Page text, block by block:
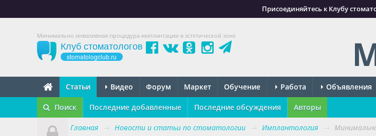
Присоединяйтесь к Клубу
Минимально инвазивная процедура имплантации в эстетической зоне
Клуб стоматологов
stomatologclub.ru
Статьи Видео Форум Маркет Обучение Работа Объявления
Поиск Последние добавленные Последние обсуждения Авторы
Главная → Новости и статьи по стоматологии → Имплантология →